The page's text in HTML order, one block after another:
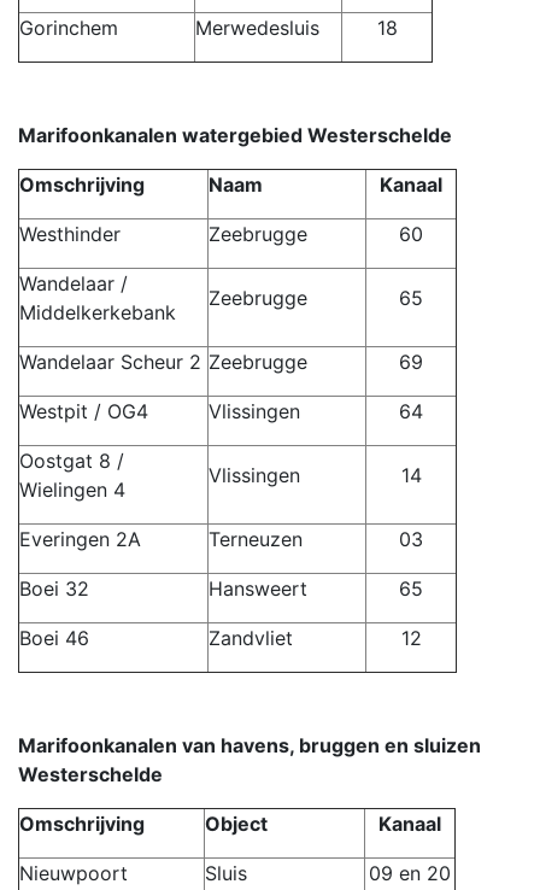
Gorinchem Merwedesluis 18
Marifoonkanalen watergebied Westerschelde
Omschrijving Naam Kanaal
Westhinder Zeebrugge 60
Wandelaar /
Middelkerkebank
Zeebrugge 65
Wandelaar Scheur 2 Zeebrugge 69
Westpit / OG4 Vlissingen 64
Oostgat 8 /
Wielingen 4
Vlissingen 14
Everingen 2A Terneuzen 03
Boei 32 Hansweert 65
Boei 46 Zandvliet 12
Marifoonkanalen van havens, bruggen en sluizen
Westerschelde
Omschrijving Object Kanaal
Nieuwpoort Sluis 09 en 20